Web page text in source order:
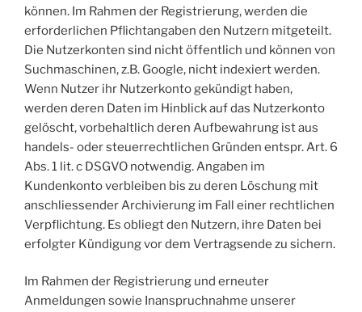
können. Im Rahmen der Registrierung, werden die
erforderlichen Pflichtangaben den Nutzern mitgeteilt.
Die Nutzerkonten sind nicht öffentlich und können von
Suchmaschinen, z.B. Google, nicht indexiert werden.
Wenn Nutzer ihr Nutzerkonto gekündigt haben,
werden deren Daten im Hinblick auf das Nutzerkonto
gelöscht, vorbehaltlich deren Aufbewahrung ist aus
handels- oder steuerrechtlichen Gründen entspr. Art. 6
Abs. 1 lit. c DSGVO notwendig. Angaben im
Kundenkonto verbleiben bis zu deren Löschung mit
anschliessender Archivierung im Fall einer rechtlichen
Verpflichtung. Es obliegt den Nutzern, ihre Daten bei
erfolgter Kündigung vor dem Vertragsende zu sichern.
Im Rahmen der Registrierung und erneuter
Anmeldungen sowie Inanspruchnahme unserer